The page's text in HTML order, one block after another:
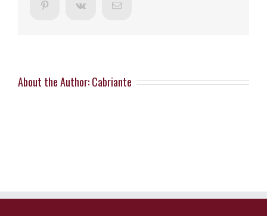
Pinterest Vk Email
About the Author:Cabriante